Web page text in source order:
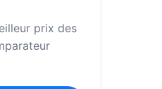
prix des